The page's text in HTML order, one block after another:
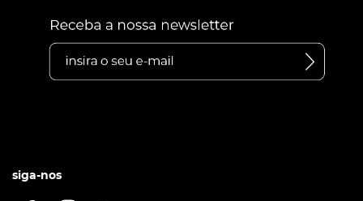
siga-nos